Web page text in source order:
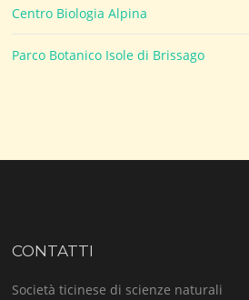
Centro Biologia Alpina
Parco Botanico Isole di Brissago
CONTATTI
Società ticinese di scienze naturali